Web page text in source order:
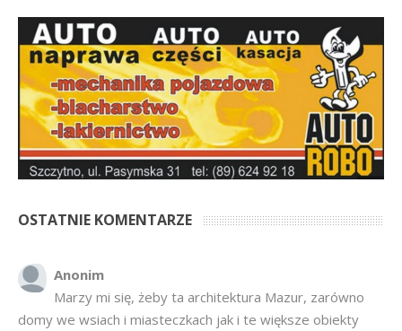
OSTATNIE KOMENTARZE
Anonim
Marzy mi się, żeby ta architektura Mazur, zarówno
domy we wsiach i miasteczkach jak i te większe obiekty